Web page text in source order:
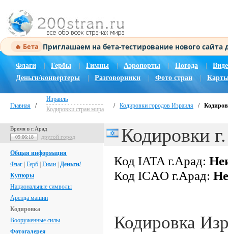
🔥 Бета Приглашаем на бета-тестирование нового
Флаги Гербы Гимны | Аэропорты Погода |
Деньги/конвертеры
Разговорники Фото стран
Главная /
Израиль
Кодировки стран мира
/ Кодировки городов Израиля /
Время в г.Арад
09:06:19 другой город
Общая информация
Флаг Герб Гимн Деньги/
Купюры
Национальные символы
Аренда машин
Кодировка
Вооруженные силы
Фотогалерея
Кодировки
Код IATA г.Арад:
Код ICAO г.Арад:
Кодировка